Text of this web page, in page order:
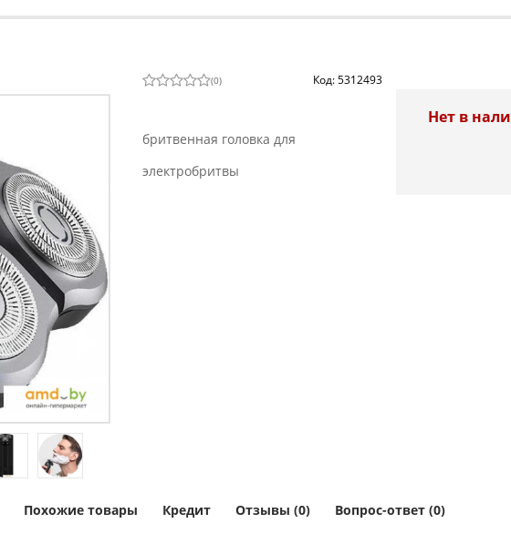
(0) Код: 5312493
бритвенная головка для
электробритвы
Нет в
Похожие товары Кредит Отзывы (0) Вопрос-ответ (0)